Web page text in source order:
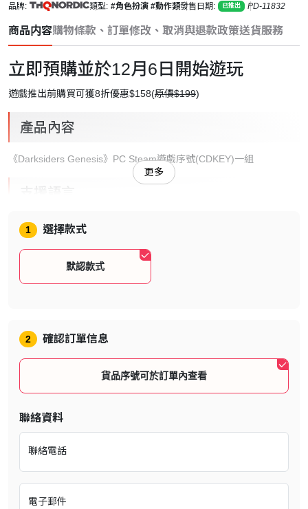
品牌: 類型: #角色扮演 #動作類發售日期: 已推出 PD-11832
商品内容購物條款、訂單修改、取消與退款政策送貨服務
立即預購並於12月6日開始遊玩
遊戲推出前購買可獲8折優惠$158(原價$199)
產品內容
《Darksiders Genesis》PC Steam遊戲序號(CDKEY)一組
介面：英文、簡體中文、日文、韓文
語音：英語、日語
遊戲介紹
從創世之初，THE COUNCIL 就負責維持所有生命的平衡。執行其命
令的是 THE HORSEMEN Nephilim（因天使和惡魔的不自然結合而
然而卻這種力量卻付出了慘痛的代價：Horsemen 受命用其新發現的
力量來消滅他們的其他同類。隨後是伊甸園的血腥戰鬥，Horsemen
遵循 Council 的意志消滅了 Nephilim。
更多
1 選擇款式
默認款式
2 確認訂單信息
貨品序號可於訂單內查看
聯絡資料
聯絡電話
電子郵件